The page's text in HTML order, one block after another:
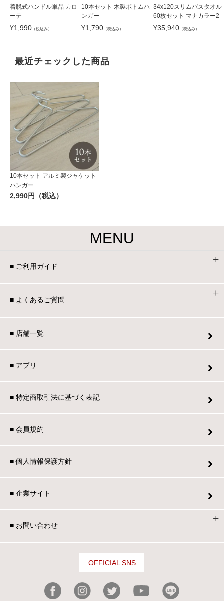
着脱式ハンドル単品 カロ
ーテ
¥1,990 （税込み）
10本セット 木製ボトムハ
ンガー
¥1,790 （税込み）
34x120スリムバスタオル
60枚セット マナカラー2
¥35,940（税込み）
最近チェックした商品
10本セット アルミ製ジャケット
ハンガー
2,990円（税込）
MENU
■ ご利用ガイド
■ よくあるご質問
■ 店舗一覧
■ アプリ
■ 特定商取引法に基づく表記
■ 会員規約
■ 個人情報保護方針
■ 企業サイト
■ お問い合わせ
OFFICIAL SNS